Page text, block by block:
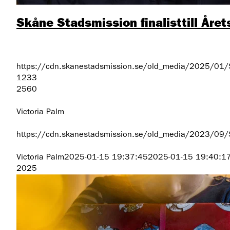
Skåne Stadsmission finalisttill
https://cdn.skanestadsmission.se/old_media/2025/
1233
2560
Victoria Palm
https://cdn.skanestadsmission.se/old_media/2023/09/
Victoria Palm2025-01-15 19:37:452025-01-15
2025